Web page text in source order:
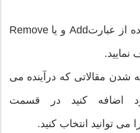
همچنین می توانید با استفاده از عبارتAdd و یا Remove
نمایید.
شدن مقالاتی که درآینده می
اضافه کنید در قسمت